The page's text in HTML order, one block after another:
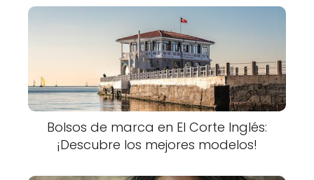
Bolsos de marca en El Corte Inglés:
¡Descubre los mejores modelos!